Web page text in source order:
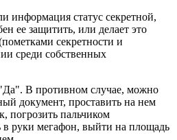
информация статус секретной,
ее защитить, или делает это
секретности и
среди собственных
В противном случае, можно
документ, проставить на нем
погрозить пальчиком
в руки мегафон, выйти на площадь